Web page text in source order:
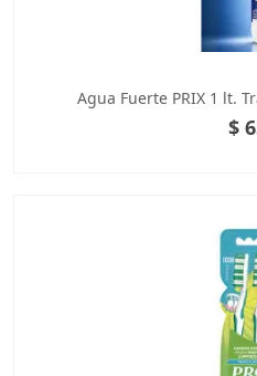
Agua Fuerte PRIX 1 lt.
$